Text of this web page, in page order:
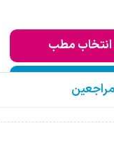
انتخاب مطب
به لیست من